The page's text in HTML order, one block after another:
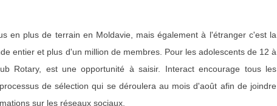
en plus de terrain en Moldavie, mais également à l'étranger c'est la
entier et plus d'un million de membres. Pour les adolescents de 12 à
Rotary, est une opportunité à saisir. Interact encourage tous les
de sélection qui se déroulera au mois d'août afin de joindre
sur les réseaux sociaux.